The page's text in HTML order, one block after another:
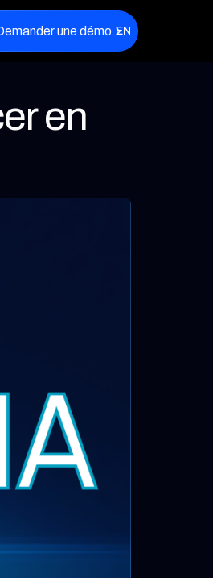
une démo EN
en